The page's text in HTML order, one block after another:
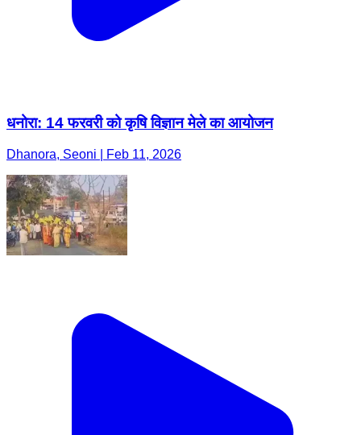
धनोरा: 14 फरवरी को कृषि विज्ञान मेले का आयोजन
Dhanora, Seoni | Feb 11, 2026